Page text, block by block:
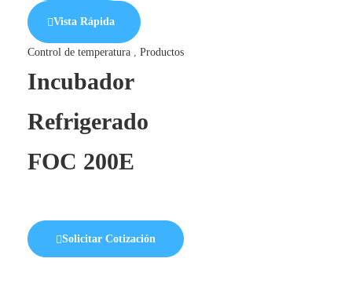
Vista Rápida
Control de temperatura, Productos
Incubador
Refrigerado
FOC 200E
Solicitar Cotización